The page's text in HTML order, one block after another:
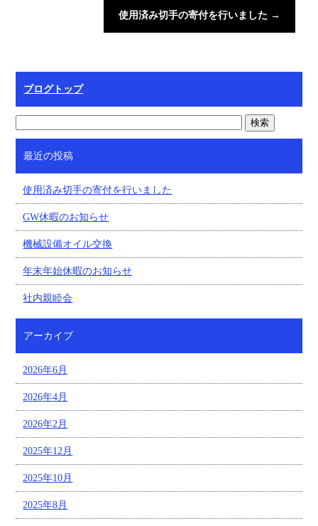
使用済み切手の寄付を行いました →
ブログトップ
最近の投稿
使用済み切手の寄付を行いました
GW休暇のお知らせ
機械設備オイル交換
年末年始休暇のお知らせ
社内親睦会
アーカイブ
2026年6月
2026年4月
2026年2月
2025年12月
2025年10月
2025年8月